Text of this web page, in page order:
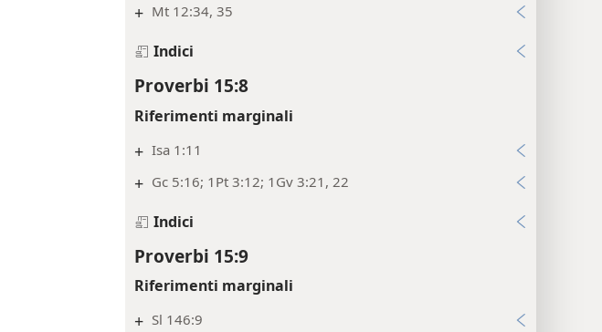
+ Mt 12:34, 35
Indici
Proverbi 15:8
Riferimenti marginali
+ Isa 1:11
+ Gc 5:16; 1Pt 3:12; 1Gv 3:21, 22
Indici
Proverbi 15:9
Riferimenti marginali
+ Sl 146:9